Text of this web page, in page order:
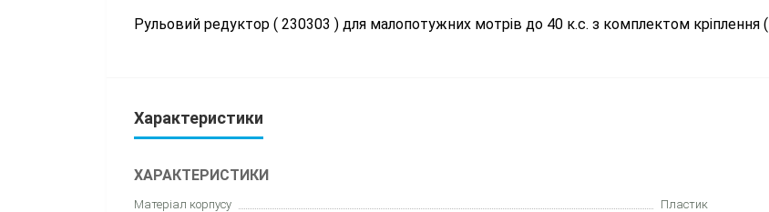
Рульовий редуктор ( 230303 ) для малопотужних мотрів до 40 к.с. з комплектом кріплення (
Характеристики
ХАРАКТЕРИСТИКИ
Матеріал корпусу
Пластик